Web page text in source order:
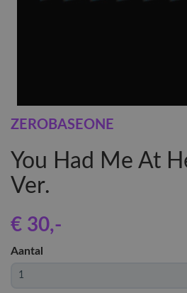
ZEROBASEONE
You Had Me At
Ver.
€ 30,-
Aantal